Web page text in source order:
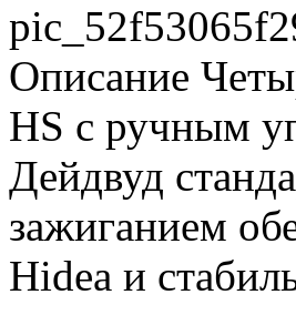
Описание
HS с ручным
Дейдвуд
зажиганием
Hidea и